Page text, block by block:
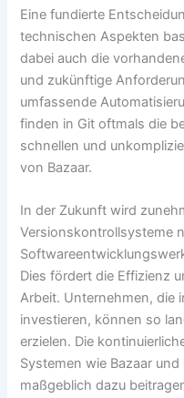
Eine fundierte
technischen Aspekten
dabei auch die
und zukünftige
umfassende
finden in Git oftmals die
schnellen und
von Bazaar.
In der Zukunft wird
Versionskontrollsysteme
Dies fördert die Effizienz
Arbeit. Unternehmen, die
investieren, können so
erzielen. Die
Systemen wie Bazaar
maßgeblich dazu